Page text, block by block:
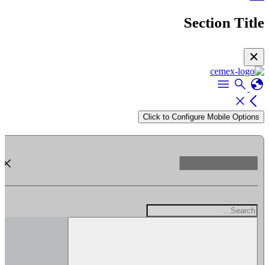
Section Title
✕
globe
search
menu
arrow_back_ios
close
Click to Configure Mobile Options
close